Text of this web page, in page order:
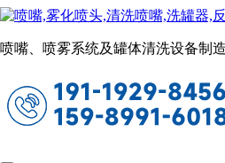
喷嘴、喷雾系统及罐体清洗设备制